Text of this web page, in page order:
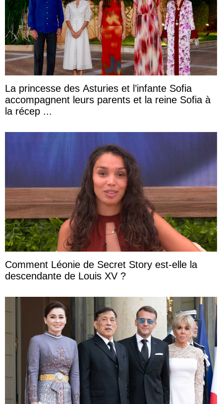
La princesse des Asturies et l’infante Sofia
accompagnent leurs parents et la reine Sofia à
la récep ...
Comment Léonie de Secret Story est-elle la
descendante de Louis XV ?